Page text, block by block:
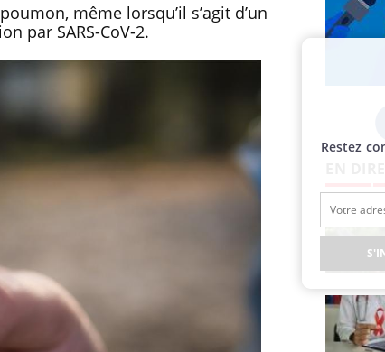
même lorsqu’il s’agit d’un
par SARS-CoV-2.
?
:
plus
Restez